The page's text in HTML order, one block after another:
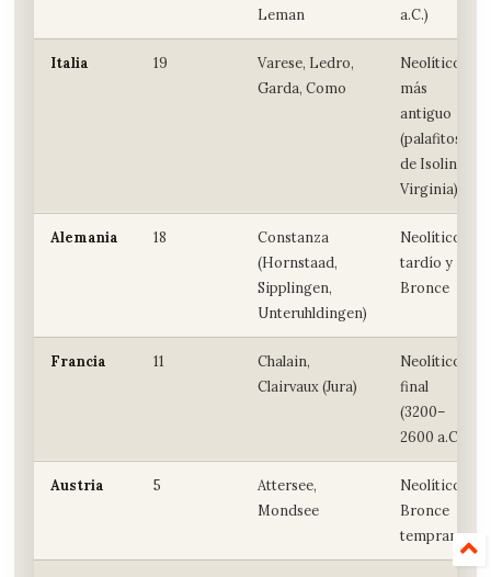
Leman
a.C.)
Italia 19
Varese, Ledro,
Garda, Como
Neolítico
más
antiguo
(palafitos
de Isolino
Virginia)
Alemania 18
Constanza
(Hornstaad,
Sipplingen,
Unteruhldingen)
Neolítico
tardío y
Bronce
Francia 11
Chalain,
Clairvaux (Jura)
Neolítico
final
(3200–
2600 a.C.)
Austria 5
Attersee,
Mondsee
Neolítico y
Bronce
temprano